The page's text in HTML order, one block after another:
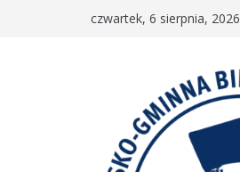
czwartek, 6 sierpnia, 2026